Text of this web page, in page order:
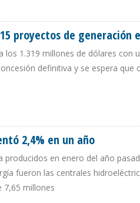
proyectos de generación
los 1.319 millones de dólares con
definitiva y se espera que
2,4% en un año
producidos en enero del año
fueron las centrales
7,65 millones